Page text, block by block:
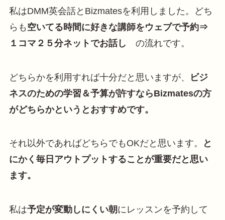
私はDMM英会話とBizmatesを利用しました。どち
らも 空いてる時間に好きな講師をウェブで予約⇒
１コマ２５分ネットでお話し の流れです。
どちらかを利用すれば十分だと思いますが、
ビジ
ネスのための学習＆予算が許すならBizmatesの方
がどちらかというとおすすめです。
それ以外であればどちらでもOKだと思います。
と
にかく毎日アウトプットすることが重要だと思い
ます。
私は予定が変動しにくい朝にレッスンを予約して